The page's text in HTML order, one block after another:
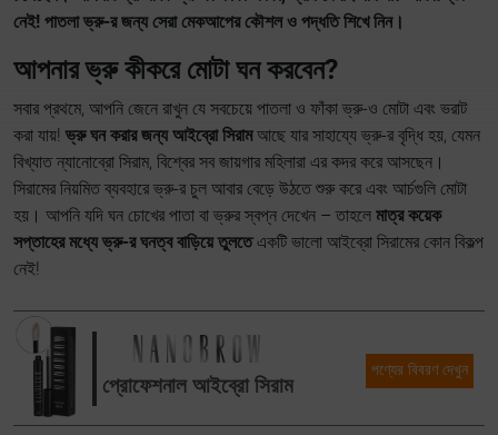
নেই! পাতলা ভ্রু-র জন্য সেরা মেকআপের কৌশল ও পদ্ধতি শিখে নিন।
আপনার ভ্রু কীকরে মোটা ঘন করবেন?
সবার প্রথমে, আপনি জেনে রাখুন যে সবচেয়ে পাতলা ও ফাঁকা ভ্রু-ও মোটা এবং ভরাট
করা যায়! ভ্রু ঘন করার জন্য আইব্রো সিরামআছে যার সাহায্যে ভ্রু-র বৃদ্ধি হয়, যেমন
বিখ্যাত ন্যানোব্রো সিরাম, বিশ্বের সব জায়গার মহিলারা এর কদর করে আসছেন।
সিরামের নিয়মিত ব্যবহারে ভ্রু-র চুল আবার বেড়ে উঠতে শুরু করে এবং আর্চগুলি মোটা
হয়। আপনি যদি ঘন চোখের পাতা বা ভ্রুর স্বপ্ন দেখেন – তাহলে মাত্র কয়েক
সপ্তাহের মধ্যে ভ্রু-র ঘনত্ব বাড়িয়ে তুলতেএকটি ভালো আইব্রো সিরামের কোন বিকল্প
নেই!
প্রোফেশনাল আইব্রো সিরাম
পণ্যের বিবরণ দেখুন